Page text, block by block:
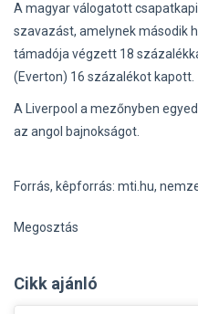
A magyar válogatott
szavazást, amelynek második
támadója végzett 18
(Everton) 16 százalékot kapott.
A Liverpool a mezőnyben
az angol bajnokságot.
Forrás, kêpforrás: mti.hu,
Megosztás
Cikk ajánló